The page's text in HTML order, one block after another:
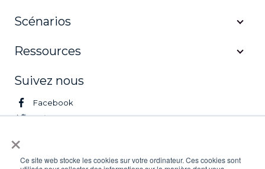
×
Ce site web stocke les cookies sur votre ordinateur. Ces cookies sont
Scénarios
Ressources
Suivez nous
Facebook
Twitter